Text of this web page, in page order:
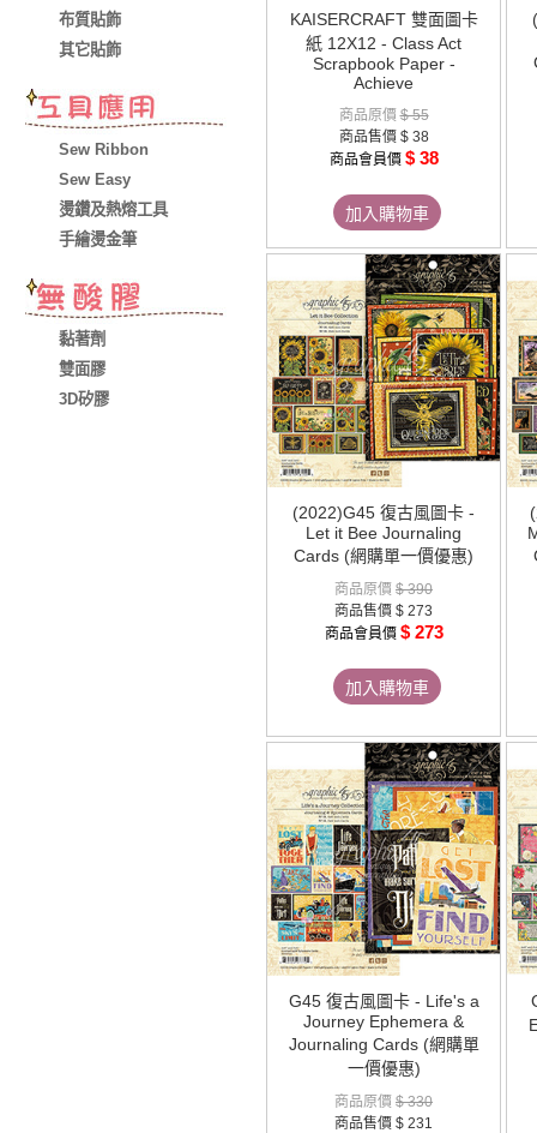
布質貼飾
其它貼飾
Sew Ribbon
Sew Easy
燙鑽及熱熔工具
手繪燙金筆
黏著劑
雙面膠
3D矽膠
KAISERCRAFT 雙面圖卡
紙 12X12 - Class Act
Scrapbook Paper -
Achieve
商品原價$ 55
商品售價 $ 38
商品會員價 $ 38
加入購物車
(2022)G45 復古風圖卡 -
Let it Bee Journaling
Cards (網購單一價優惠)
商品原價 $ 390
商品售價 $ 273
商品會員價 $ 273
加入購物車
G45 復古風圖卡 - Life's a
Journey Ephemera &
Journaling Cards (網購單
一價優惠)
商品原價 $ 330
商品售價 $ 231